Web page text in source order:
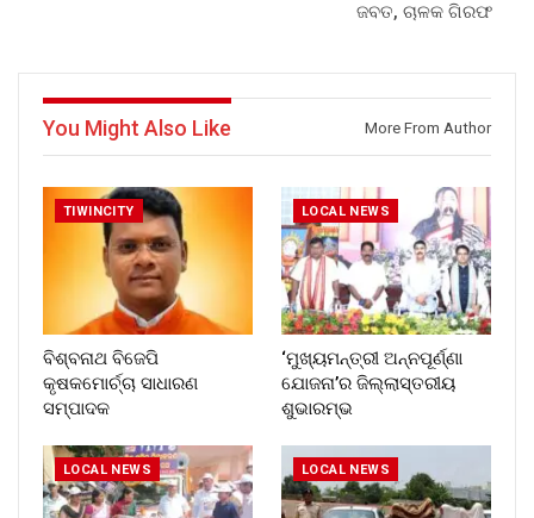
ଜବତ, ଚାଳକ ଗିରଫ
You Might Also Like More From Author
TIWINCITY
ବିଶ୍ବନାଥ ବିଜେପି
କୃଷକମୋର୍ଚ୍ଚା ସାଧାରଣ
ସମ୍ପାଦକ
LOCAL NEWS
‘ମୁଖ୍ୟମନ୍ତ୍ରୀ ଅନ୍ନପୂର୍ଣ୍ଣା
ଯୋଜନା’ର ଜିଲ୍ଲାସ୍ତରୀୟ
ଶୁଭାରମ୍ଭ
LOCAL NEWS LOCAL NEWS